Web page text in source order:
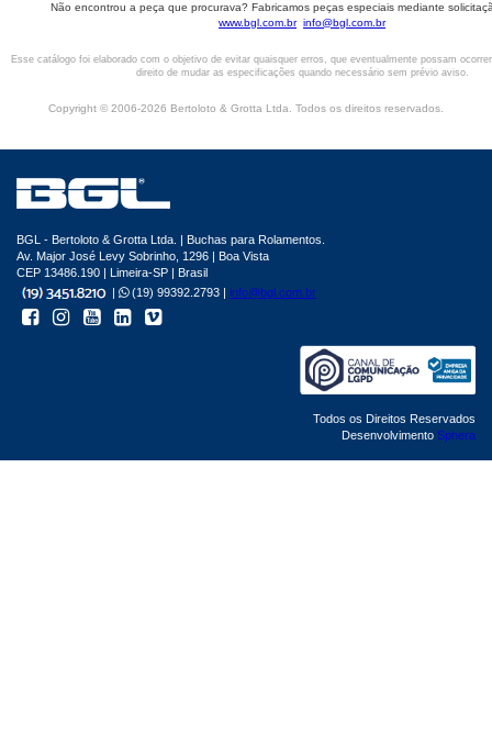
Não encontrou a peça que procurava? Fabricamos peças especiais mediante
www.bgl.com.br info@bgl.com.br
Esse catálogo foi elaborado com o objetivo de evitar quaisquer erros, que eventualmente possam
direito de mudar as especificações quando necessário sem prévio aviso.
Copyright © 2006-2026 Bertoloto & Grotta Ltda. Todos os direitos reservados.
BGL - Bertoloto & Grotta Ltda. | Buchas para Rolamentos.
Av. Major José Levy Sobrinho, 1296 | Boa Vista
CEP 13486.190 | Limeira-SP | Brasil
|
(19) 99392.2793 | info@bgl.com.br
Todos os Direitos Reservados
Desenvolvimento Sphera